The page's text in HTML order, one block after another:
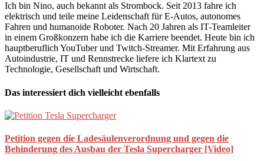
Ich bin Nino, auch bekannt als Strombock. Seit 2013 fahre ich
elektrisch und teile meine Leidenschaft für E-Autos, autonomes
Fahren und humanoide Roboter. Nach 20 Jahren als IT-Teamleiter
in einem Großkonzern habe ich die Karriere beendet. Heute bin ich
hauptberuflich YouTuber und Twitch-Streamer. Mit Erfahrung aus
Autoindustrie, IT und Rennstrecke liefere ich Klartext zu
Technologie, Gesellschaft und Wirtschaft.
Das interessiert dich vielleicht ebenfalls
Petition gegen die Ladesäulenverordnung und gegen die
Behinderung des Ausbau der Tesla Supercharger [Video]